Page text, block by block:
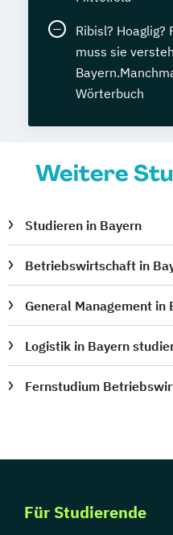
Ribisl? Hoaglig?
muss sie
Wörterbuch
Weitere
Studieren in Bayern
Betriebswirtschaft in
General Management in
Logistik in Bayern
Fernstudium
Für Studierende